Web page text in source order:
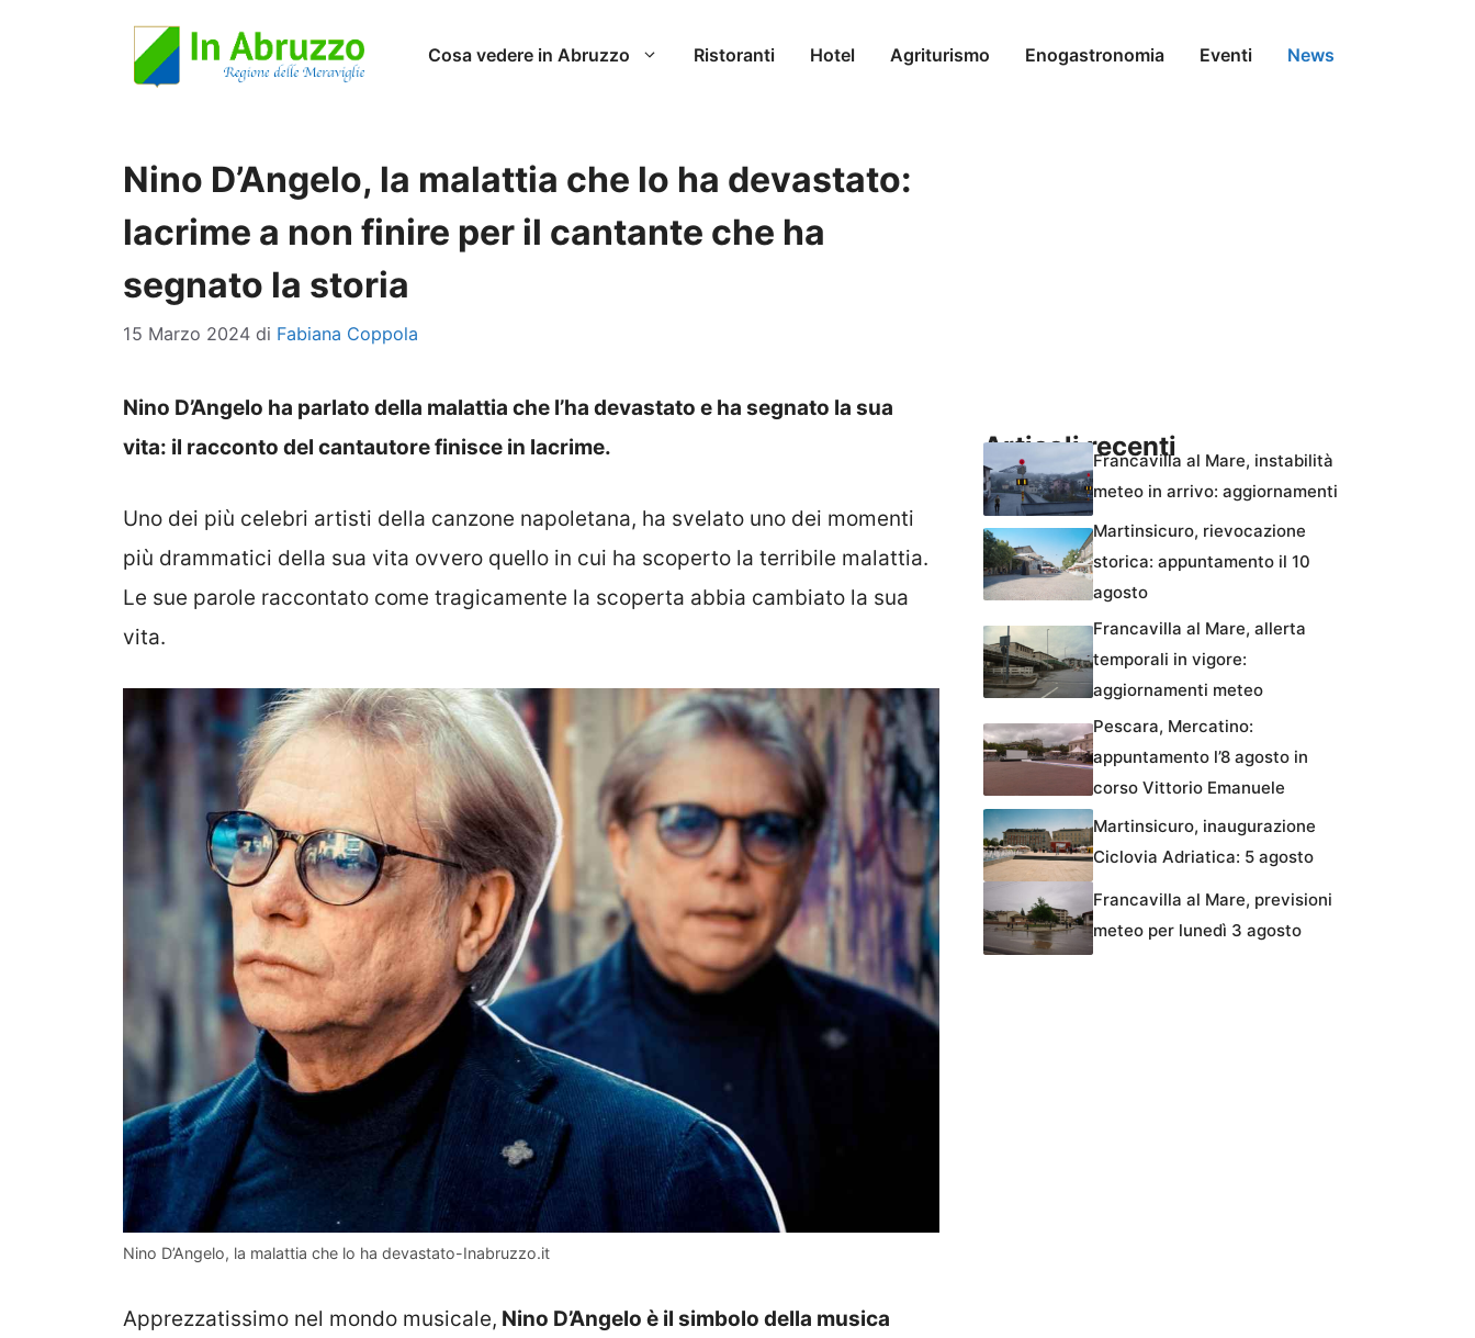
Cosa vedere in Abruzzo Ristoranti Hotel Agriturismo Enogastronomia Eventi News
Nino D’Angelo, la malattia che lo ha devastato:
lacrime a non finire per il cantante che ha
segnato la storia
15 Marzo 2024 di Fabiana Coppola
Nino D’Angelo ha parlato della malattia che l’ha devastato e ha segnato la sua
vita: il racconto del cantautore finisce in lacrime.
Uno dei più celebri artisti della canzone napoletana, ha svelato uno dei momenti
più drammatici della sua vita ovvero quello in cui ha scoperto la terribile malattia.
Le sue parole raccontato come tragicamente la scoperta abbia cambiato la sua
vita.
Nino D’Angelo, la malattia che lo ha devastato-Inabruzzo.it
Apprezzatissimo nel mondo musicale, Nino D’Angelo è il simbolo della musica
Articoli recentiFrancavilla al Mare, instabilità
meteo in arrivo: aggiornamenti
Martinsicuro, rievocazione
storica: appuntamento il 10
agosto
Francavilla al Mare, allerta
temporali in vigore:
aggiornamenti meteo
Pescara, Mercatino:
appuntamento l’8 agosto in
corso Vittorio Emanuele
Martinsicuro, inaugurazione
Ciclovia Adriatica: 5 agosto
Francavilla al Mare, previsioni
meteo per lunedì 3 agosto